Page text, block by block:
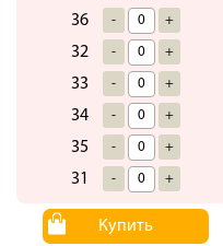
36 - +
32 - +
33 - +
34 - +
35 - +
31 - +
Купить